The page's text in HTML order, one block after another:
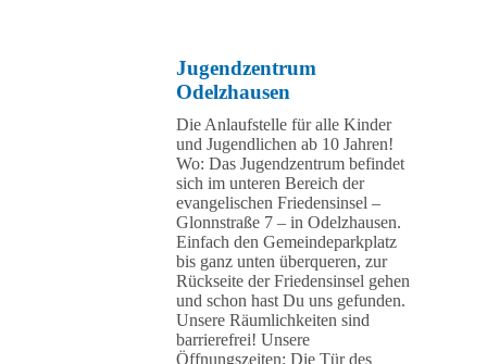
Jugendzentrum
Odelzhausen
Die Anlaufstelle für alle Kinder
und Jugendlichen ab 10 Jahren!
Wo: Das Jugendzentrum befindet
sich im unteren Bereich der
evangelischen Friedensinsel –
Glonnstraße 7 – in Odelzhausen.
Einfach den Gemeindeparkplatz
bis ganz unten überqueren, zur
Rückseite der Friedensinsel gehen
und schon hast Du uns gefunden.
Unsere Räumlichkeiten sind
barrierefrei! Unsere
Öffnungszeiten: Die Tür des